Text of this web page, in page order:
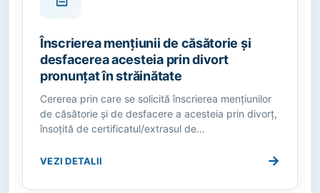
Înscrierea mențiunii de căsătorie și
desfacerea acesteia prin divort
pronunțat în străinătate
Cererea prin care se solicită înscrierea mențiunilor
de căsătorie și de desfacere a acesteia prin divorț,
însoţită de certificatul/extrasul de…
VEZI DETALII →